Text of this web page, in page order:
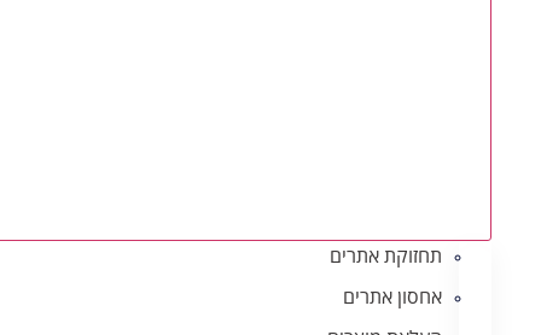
תחזוקת אתרים
אחסון אתרים